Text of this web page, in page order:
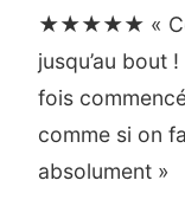
★★★★★ « Ce
jusqu’au bout
fois
comme si on
absolument »